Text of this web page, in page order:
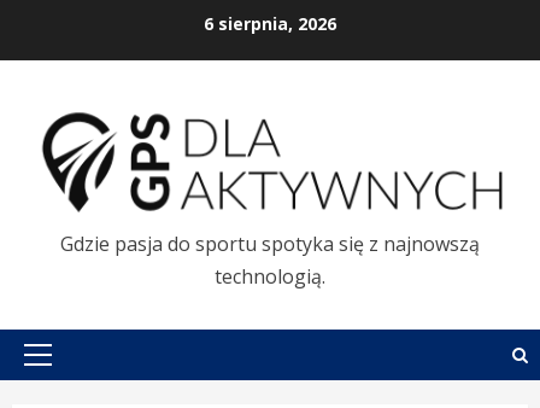
6 sierpnia, 2026
Gdzie pasja do sportu spotyka się z najnowszą
technologią.
Primary